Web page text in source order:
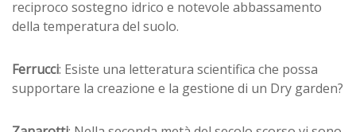
reciproco sostegno idrico e notevole abbassamento
della temperatura del suolo.
Ferrucci: Esiste una letteratura scientifica che possa
supportare la creazione e la gestione di un Dry garden?